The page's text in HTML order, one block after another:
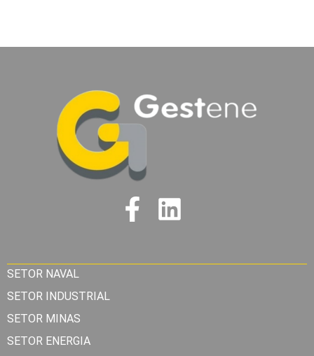
SETOR NAVAL
SETOR INDUSTRIAL
SETOR MINAS
SETOR ENERGIA